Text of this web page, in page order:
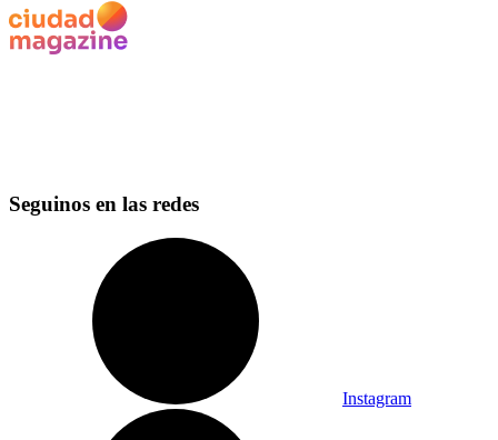
Seguinos en las redes
Instagram